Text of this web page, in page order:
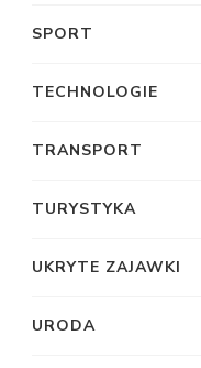
SPORT
TECHNOLOGIE
TRANSPORT
TURYSTYKA
UKRYTE ZAJAWKI
URODA